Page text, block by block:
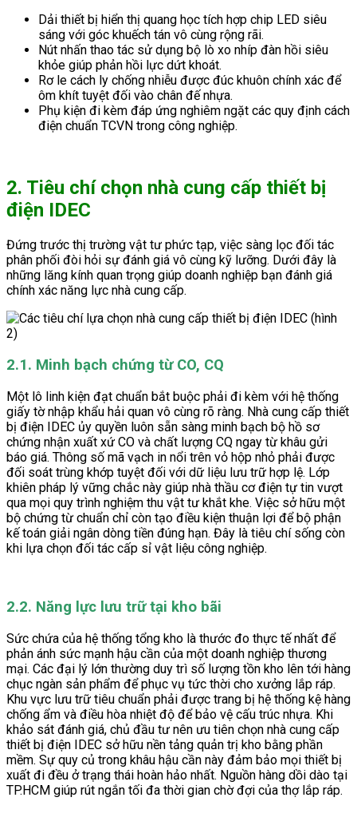
Dải thiết bị hiển thị quang học tích hợp chip LED siêu
sáng với góc khuếch tán vô cùng rộng rãi.
Nút nhấn thao tác sử dụng bộ lò xo nhíp đàn hồi siêu
khỏe giúp phản hồi lực dứt khoát.
Rơ le cách ly chống nhiễu được đúc khuôn chính xác để
ôm khít tuyệt đối vào chân đế nhựa.
Phụ kiện đi kèm đáp ứng nghiêm ngặt các quy định cách
điện chuẩn TCVN trong công nghiệp.
2. Tiêu chí chọn nhà cung cấp thiết bị
điện IDEC
Đứng trước thị trường vật tư phức tạp, việc sàng lọc đối tác
phân phối đòi hỏi sự đánh giá vô cùng kỹ lưỡng. Dưới đây là
những lăng kính quan trọng giúp doanh nghiệp bạn đánh giá
chính xác năng lực nhà cung cấp.
2.1. Minh bạch chứng từ CO, CQ
Một lô linh kiện đạt chuẩn bắt buộc phải đi kèm với hệ thống
giấy tờ nhập khẩu hải quan vô cùng rõ ràng. Nhà cung cấp thiết
bị điện IDEC ủy quyền luôn sẵn sàng minh bạch bộ hồ sơ
chứng nhận xuất xứ CO và chất lượng CQ ngay từ khâu gửi
báo giá. Thông số mã vạch in nổi trên vỏ hộp nhỏ phải được
đối soát trùng khớp tuyệt đối với dữ liệu lưu trữ hợp lệ. Lớp
khiên pháp lý vững chắc này giúp nhà thầu cơ điện tự tin vượt
qua mọi quy trình nghiệm thu vật tư khắt khe. Việc sở hữu một
bộ chứng từ chuẩn chỉ còn tạo điều kiện thuận lợi để bộ phận
kế toán giải ngân dòng tiền đúng hạn. Đây là tiêu chí sống còn
khi lựa chọn đối tác cấp sỉ vật liệu công nghiệp.
2.2. Năng lực lưu trữ tại kho bãi
Sức chứa của hệ thống tổng kho là thước đo thực tế nhất để
phản ánh sức mạnh hậu cần của một doanh nghiệp thương
mại. Các đại lý lớn thường duy trì số lượng tồn kho lên tới hàng
chục ngàn sản phẩm để phục vụ tức thời cho xưởng lắp ráp.
Khu vực lưu trữ tiêu chuẩn phải được trang bị hệ thống kệ hàng
chống ẩm và điều hòa nhiệt độ để bảo vệ cấu trúc nhựa. Khi
khảo sát đánh giá, chủ đầu tư nên ưu tiên chọn nhà cung cấp
thiết bị điện IDEC sở hữu nền tảng quản trị kho bằng phần
mềm. Sự quy củ trong khâu hậu cần này đảm bảo mọi thiết bị
xuất đi đều ở trạng thái hoàn hảo nhất. Nguồn hàng dồi dào tại
TP.HCM giúp rút ngắn tối đa thời gian chờ đợi của thợ lắp ráp.